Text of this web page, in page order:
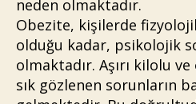
neden olmaktadır.
Obezite, kişilerde
olduğu kadar, psikolojik
olmaktadır. Aşırı kilolu
sık gözlenen sorunların